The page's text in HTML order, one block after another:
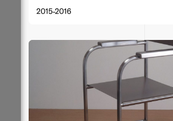
2015-2016